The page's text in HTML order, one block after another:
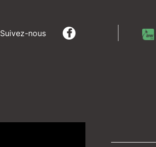
Suivez-nous